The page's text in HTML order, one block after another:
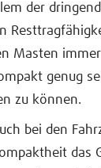
der
Masten
genug
zu können.
bei den
das